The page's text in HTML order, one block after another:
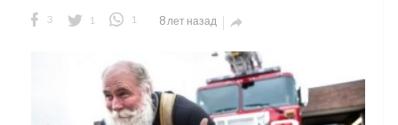
3 1 1 8 лет назад 